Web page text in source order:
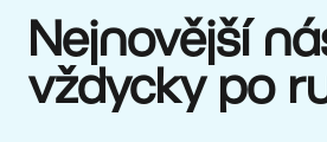
Nejnovější
vždycky po